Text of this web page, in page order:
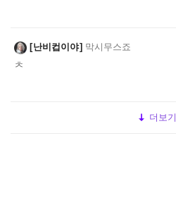
난비컵이야 막시무스죠
ㅊ
더보기